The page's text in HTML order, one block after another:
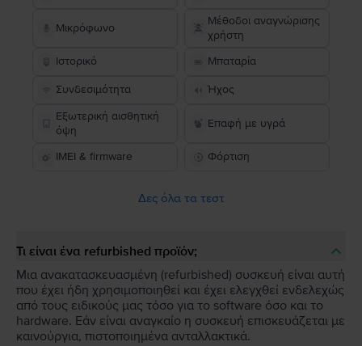
Μικρόφωνο
Μέθοδοι αναγνώρισης
χρήστη
Ιστορικό
Μπαταρία
Συνδεσιμότητα
Ήχος
Εξωτερική αισθητική
όψη
Επαφή με υγρά
IMEI & firmware Φόρτιση
Δες όλα τα τεστ
Τι είναι ένα refurbished προϊόν;
Μια ανακατασκευασμένη (refurbished) συσκευή είναι αυτή
που έχει ήδη χρησιμοποιηθεί και έχει ελεγχθεί ενδελεχώς
από τους ειδικούς μας τόσο για το software όσο και το
hardware. Εάν είναι αναγκαίο η συσκευή επισκευάζεται με
καινούργια, πιστοποιημένα ανταλλακτικά.